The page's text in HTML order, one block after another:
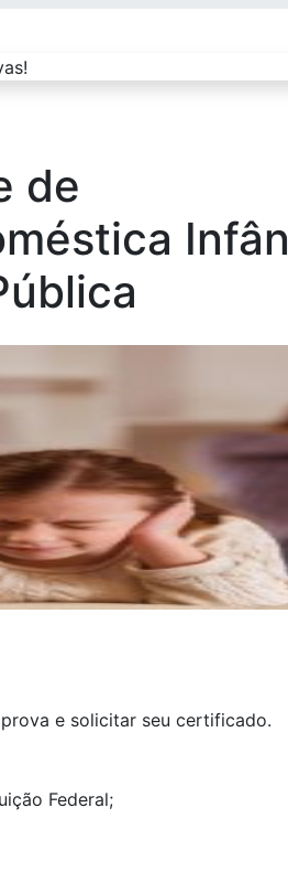
de
e solicitar seu certificado.
Federal;